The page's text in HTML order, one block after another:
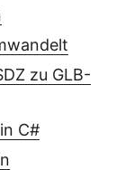
zu GLB-
C#